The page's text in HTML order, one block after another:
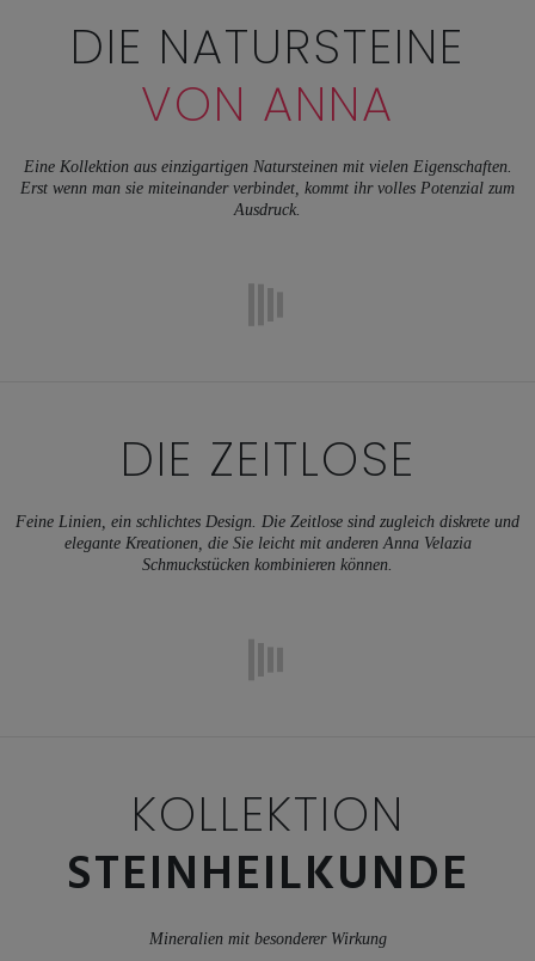
DIE NATURSTEINE
VON ANNA
Eine Kollektion aus einzigartigen Natursteinen mit vielen Eigenschaften.
Erst wenn man sie miteinander verbindet, kommt ihr volles Potenzial zum
Ausdruck.
DIE ZEITLOSE
Feine Linien, ein schlichtes Design. Die Zeitlose sind zugleich diskrete und
elegante Kreationen, die Sie leicht mit anderen Anna Velazia
Schmuckstücken kombinieren können.
KOLLEKTION
STEINHEILKUNDE
Mineralien mit besonderer Wirkung